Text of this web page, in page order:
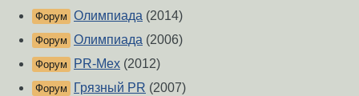
Форум Олимпиада (2014)
Форум Олимпиада (2006)
Форум PR-Мех (2012)
Форум Грязный PR (2007)